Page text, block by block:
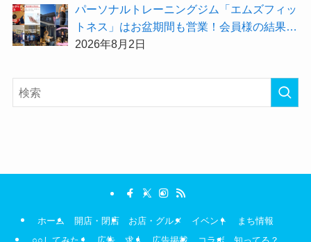
パーソナルトレーニングジム「エムズフィッ
トネス」はお盆期間も営業！会員様の結果を
大公開★
2026年8月2日
ホーム 開店・閉店 お店・グルメ イベント
まち情報